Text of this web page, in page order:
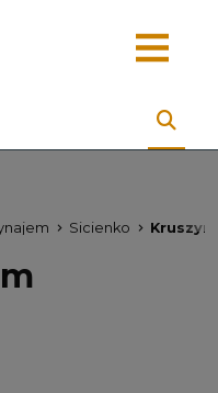
Sicienko Kruszyn